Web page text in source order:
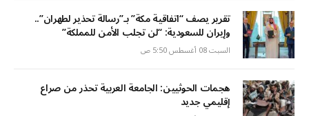
تقرير يصف “اتفاقية مكة” بـ”رسالة تحذير لطهران”..
وإيران للسعودية: “لن تجلب الأمن للمملكة”
السبت 08 أغسطس 5:50 ص
هجمات الحوثيين: الجامعة العربية تحذر من صراع
إقليمي جديد